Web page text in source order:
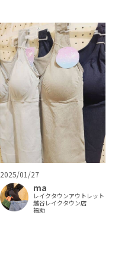
2025/01/27
ma
レイクタウンアウトレット
越谷レイクタウン店
福助